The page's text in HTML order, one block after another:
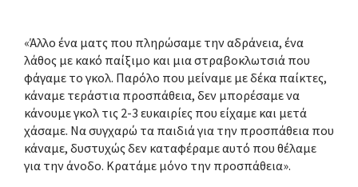
«Άλλο ένα ματς που πληρώσαμε την αδράνεια, ένα
λάθος με κακό παίξιμο και μια στραβοκλωτσιά που
φάγαμε το γκολ. Παρόλο που μείναμε με δέκα παίκτες,
κάναμε τεράστια προσπάθεια, δεν μπορέσαμε να
κάνουμε γκολ τις 2-3 ευκαιρίες που είχαμε και μετά
χάσαμε. Να συγχαρώ τα παιδιά για την προσπάθεια που
κάναμε, δυστυχώς δεν καταφέραμε αυτό που θέλαμε
για την άνοδο. Κρατάμε μόνο την προσπάθεια».